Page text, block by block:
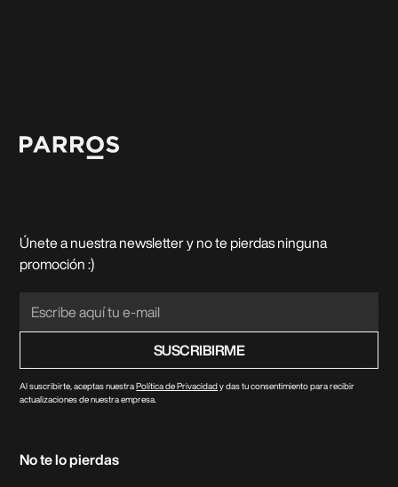
Únete a nuestra newsletter y no te pierdas ninguna
promoción :)
Al suscribirte, aceptas nuestraPolítica de Privacidad y das tu consentimiento para recibir
actualizaciones de nuestra empresa.
No te lo pierdas